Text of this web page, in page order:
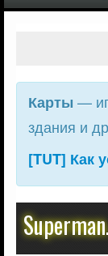
Карты —
здания и
[TUT] Как